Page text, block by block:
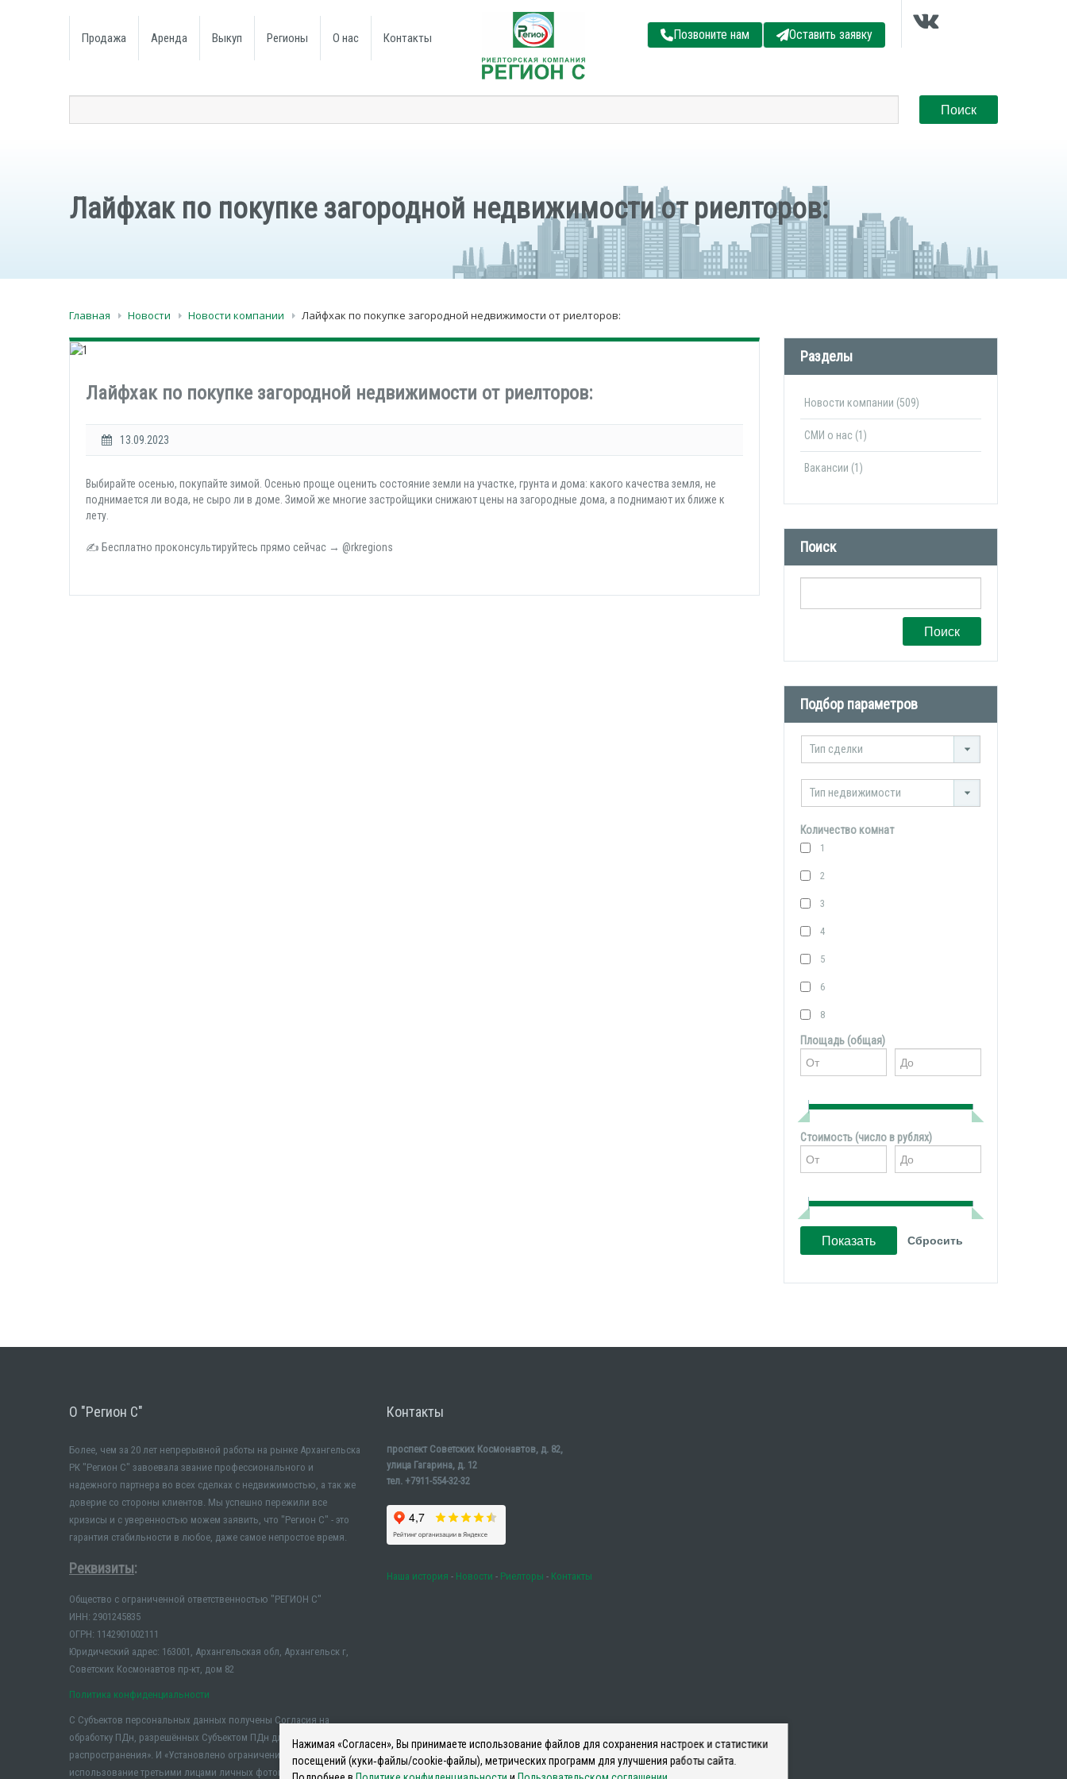
Продажа Аренда Выкуп Регионы О нас Контакты Позвоните нам Оставить заявку
Лайфхак по покупке загородной недвижимости от риелторов:
Главная Новости Новости компании Лайфхак по покупке загородной недвижимости от риелторов:
Лайфхак по покупке загородной недвижимости от риелторов:
13.09.2023
Выбирайте осенью, покупайте зимой. Осенью проще оценить состояние земли на участке, грунта и дома: какого качества земля, не
поднимается ли вода, не сыро ли в доме. Зимой же многие застройщики снижают цены на загородные дома, а поднимают их ближе к
лету.
✍ Бесплатно проконсультируйтесь прямо сейчас → @rkregions
Разделы
Новости компании (509)
СМИ о нас (1)
Вакансии (1)
Поиск
Поиск
Подбор параметров
Тип сделки
Тип недвижимости
Количество комнат
1
2
3
4
5
6
8
Площадь (общая)
Стоимость (число в рублях)
О "Регион С"
Более, чем за 20 лет непрерывной работы на рынке Архангельска
РК "Регион С" завоевала звание профессионального и
надежного партнера во всех сделках с недвижимостью, а так же
доверие со стороны клиентов. Мы успешно пережили все
кризисы и с уверенностью можем заявить, что "Регион С" - это
гарантия стабильности в любое, даже самое непростое время.
Реквизиты:
Общество с ограниченной ответственностью "РЕГИОН С"
ИНН: 2901245835
ОГРН: 1142901002111
Юридический адрес: 163001, Архангельская обл, Архангельск г,
Советских Космонавтов пр-кт, дом 82
Политика конфиденциальности
С Субъектов персональных данных получены Согласия на
обработку ПДн, разрешённых Субъектом ПДн для
распространения». И «Установлено ограничение на
использование третьими лицами личных фотографий и иных
Контакты
проспект Советских Космонавтов, д. 82,
улица Гагарина, д. 12
тел. +7911-554-32-32
Наша история - Новости - Риелторы - Контакты
Нажимая «Согласен», Вы принимаете использование файлов для сохранения настроек и статистики
посещений (куки‑файлы/cookie-файлы), метрических программ для улучшения работы сайта.